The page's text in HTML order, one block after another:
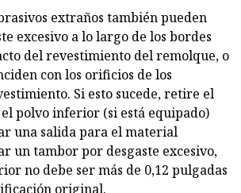
extraños también pueden
excesivo a lo largo de los bordes
del revestimiento del remolque, o
con los orificios de los
Si esto sucede, retire el
polvo inferior (si está equipado)
una salida para el material
un tambor por desgaste excesivo,
no debe ser más de 0,12 pulgadas
original.